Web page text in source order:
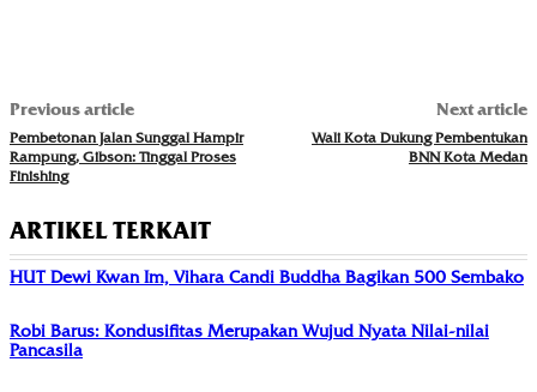
Previous article
Pembetonan Jalan Sunggal Hampir
Rampung, Gibson: Tinggal Proses
Finishing
Next article
Wali Kota Dukung Pembentukan
BNN Kota Medan
ARTIKEL TERKAIT
HUT Dewi Kwan Im, Vihara Candi Buddha Bagikan 500 Sembako
Robi Barus: Kondusifitas Merupakan Wujud Nyata Nilai-nilai
Pancasila